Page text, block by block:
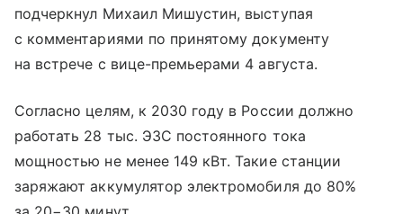
подчеркнул Михаил Мишустин, выступая
с комментариями по принятому документу
на встрече с вице-премьерами 4 августа.
Согласно целям, к 2030 году в России должно
работать 28 тыс. ЭЗС постоянного тока
мощностью не менее 149 кВт. Такие станции
заряжают аккумулятор электромобиля до 80%